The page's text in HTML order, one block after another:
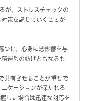
が、ストレスチェックの
策を講じていくことが
つけ、心身に悪影響を与
運営の妨げともなるも
共有させることが重要で
ケーションが保たれる
した場合は迅速な対応を